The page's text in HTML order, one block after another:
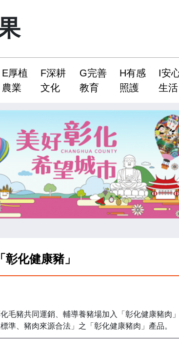
E厚植
農業
F深耕
文化
G完善
教育
H有感
照護
I安
生活
彰化健康豬」
毛豬共同運銷、輔導養豬場加入「彰化健康豬肉
準、豬肉來源合法」之「彰化健康豬肉」產品。